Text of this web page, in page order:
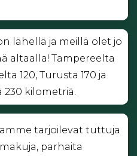
lähellä ja meillä olet jo
altaalla! Tampereelta
120, Turusta 170 ja
230 kilometriä.
tarjoilevat tuttuja
parhaita